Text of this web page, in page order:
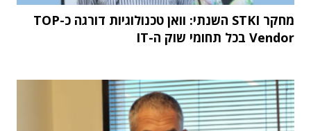
מחקר STKI השנתי: וואן טכנולוגיות דורגה כ-TOP
Vendor בכל תחומי שוק ה-IT